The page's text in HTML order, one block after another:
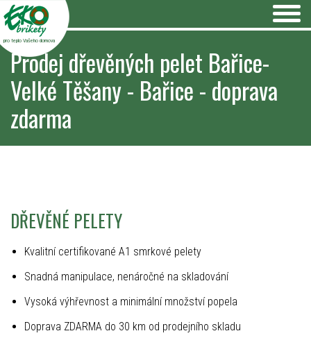
pro teplo Vašeho domova
Prodej dřevěných pelet Bařice-
Velké Těšany - Bařice - doprava
zdarma
DŘEVĚNÉ PELETY
Kvalitní certifikované A1 smrkové pelety
Snadná manipulace, nenáročné na skladování
Vysoká výhřevnost a minimální množství popela
Doprava ZDARMA do 30 km od prodejního skladu